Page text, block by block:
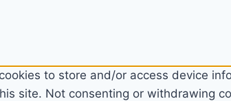
to store and/or access device
site. Not consenting or withdrawing